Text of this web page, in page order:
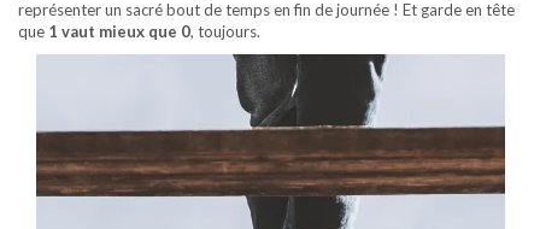
représenter un sacré bout de temps en fin de journée ! Et garde en tête
que 1 vaut mieux que 0, toujours.